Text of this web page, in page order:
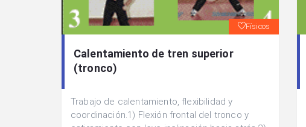
Físicos
Calentamiento de tren superior
(tronco)
Trabajo de calentamiento, flexibilidad y
coordinación.1) Flexión frontal del tronco y